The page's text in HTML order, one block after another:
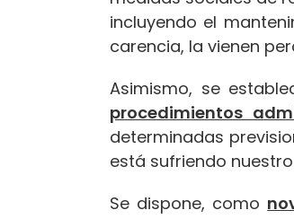
incluyendo el
carencia, la vienen
Asimismo, se
procedimientos
determinadas
está sufriendo
Se dispone, como